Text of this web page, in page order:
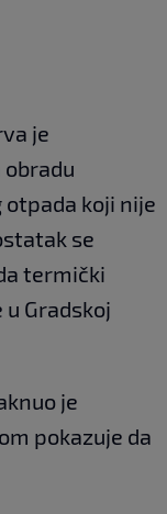
je
otpada koji nije
se
termički
Gradskoj
je
pokazuje da